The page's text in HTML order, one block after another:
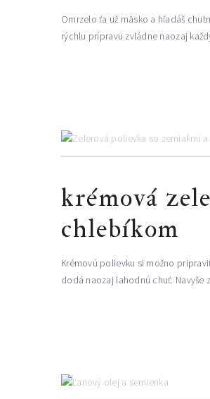
Omrzelo ťa už mäsko a hľadáš
rýchlu prípravu zvládne naozaj
krémová
chlebíkom
Krémovú polievku si možno
dodá naozaj lahodnú chuť. Navyše